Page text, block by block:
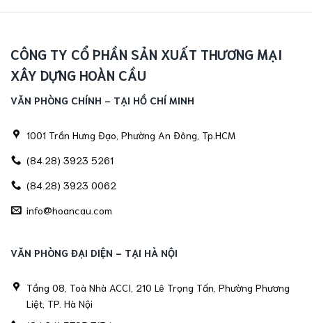
CÔNG TY CỔ PHẦN SẢN XUẤT THƯƠNG MẠI
XÂY DỰNG HOÀN CẦU
VĂN PHÒNG CHÍNH - TẠI HỒ CHÍ MINH
1001 Trần Hưng Đạo, Phường An Đông, Tp.HCM
(84.28) 3923 5261
(84.28) 3923 0062
info@hoancau.com
VĂN PHÒNG ĐẠI DIỆN - TẠI HÀ NỘI
Tầng 08, Toà Nhà ACCI, 210 Lê Trọng Tấn, Phường Phương
Liệt, TP. Hà Nội